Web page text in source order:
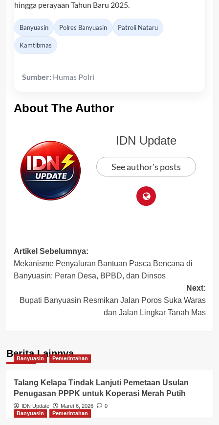
hingga perayaan Tahun Baru 2025.
Banyuasin Polres Banyuasin Patroli Nataru
Kamtibmas
Sumber:Humas Polri
About The Author
IDN Update
See author's posts
Post
navigation
Artikel Sebelumnya:
Mekanisme Penyaluran Bantuan Pasca Bencana di
Banyuasin: Peran Desa, BPBD, dan Dinsos
Next:
Bupati Banyuasin Resmikan Jalan Poros Suka Waras
dan Jalan Lingkar Tanah Mas
Berita Lainnya
Banyuasin Pemerintahan
Talang Kelapa Tindak Lanjuti Pemetaan Usulan
Penugasan PPPK untuk Koperasi Merah Putih
IDN Update Maret 6, 2026
0
Banyuasin
Pemerintahan